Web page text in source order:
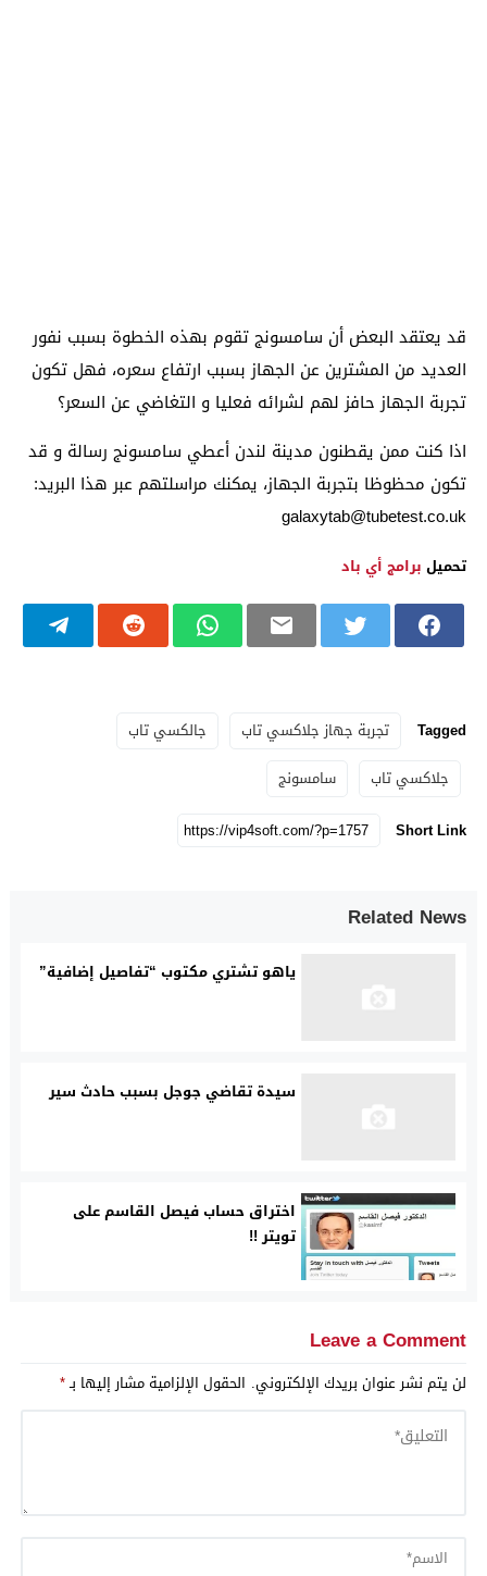
قد يعتقد البعض أن سامسونج تقوم بهذه الخطوة بسبب نفور
العديد من المشترين عن الجهاز بسبب ارتفاع سعره، فهل تكون
تجربة الجهاز حافز لهم لشرائه فعليا و التغاضي عن السعر؟
اذا كنت ممن يقطنون مدينة لندن أعطي سامسونج رسالة و قد
تكون محظوظا بتجربة الجهاز، يمكنك مراسلتهم عبر هذا البريد:
galaxytab@tubetest.co.uk
تحميل برامج أي باد
Tagged تجربة جهاز جلاكسي تاب
جالكسي تاب
جلاكسي تاب
سامسونج
Short Link
Related News
ياهو تشتري مكتوب “تفاصيل إضافية”
سيدة تقاضي جوجل بسبب حادث سير
اختراق حساب فيصل القاسم على
تويتر !!
Leave a Comment
لن يتم نشر عنوان بريدك الإلكتروني. الحقول الإلزامية مشار إليها بـ*